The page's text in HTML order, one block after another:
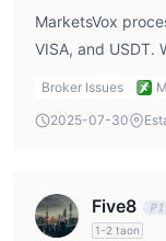
MarketsVox
VISA, and USDT.
working days,
better for me if I
Broker Issues
2025-07-30
Five8
1-2 taon